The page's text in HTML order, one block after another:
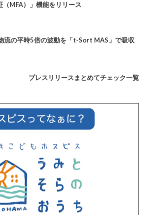
（MFA）」機能をリリース
流の平時5倍の波動を「t-Sort MAS」で吸収
プレスリリースまとめてチェック一覧